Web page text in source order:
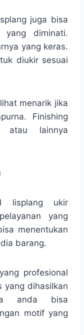
juga bisa
yang diminati.
yang keras.
diukir sesuai
menarik jika
Finishing
atau lainnya
lisplang ukir
yang
menentukan
barang.
profesional
yang dihasilkan
anda bisa
motif yang